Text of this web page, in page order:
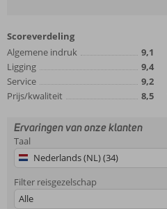
Scoreverdeling
Algemene indruk
9,1
Ligging
9,4
Service
9,2
Prijs/kwaliteit
8,5
Ervaringen van onze klanten
Taal
Nederlands (NL) (34)
Filter reisgezelschap
Alle